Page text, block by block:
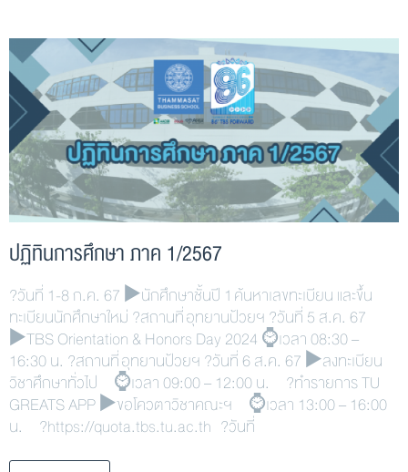
ปฏิทินการศึกษา ภาค 1/2567
?วันที่ 1-8 ก.ค. 67 ▶️นักศึกษาชั้นปี 1 ค้นหาเลขทะเบียน และขึ้น
ทะเบียนนักศึกษาใหม่ ?สถานที่ อุทยานป้วยฯ ?วันที่ 5 ส.ค. 67
▶️TBS Orientation & Honors Day 2024 ⌚เวลา 08:30 –
16:30 น. ?สถานที่ อุทยานป้วยฯ ?วันที่ 6 ส.ค. 67 ▶️ลงทะเบียน
วิชาศึกษาทั่วไป ⌚เวลา 09:00 – 12:00 น. ?ทำรายการ TU
GREATS APP ▶️ขอโควตาวิชาคณะฯ ⌚เวลา 13:00 – 16:00
น. ?https://quota.tbs.tu.ac.th ?วันที่